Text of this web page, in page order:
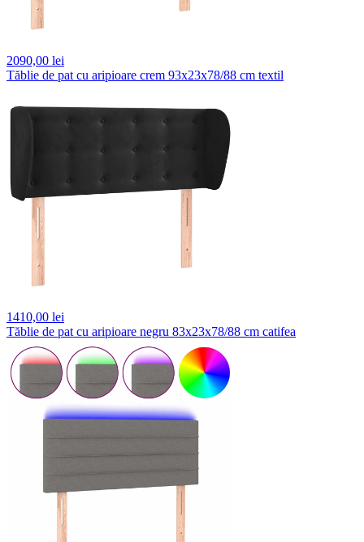
2090,00 lei
Tăblie de pat cu aripioare crem 93x23x78/88 cm textil
1410,00 lei
Tăblie de pat cu aripioare negru 83x23x78/88 cm catifea